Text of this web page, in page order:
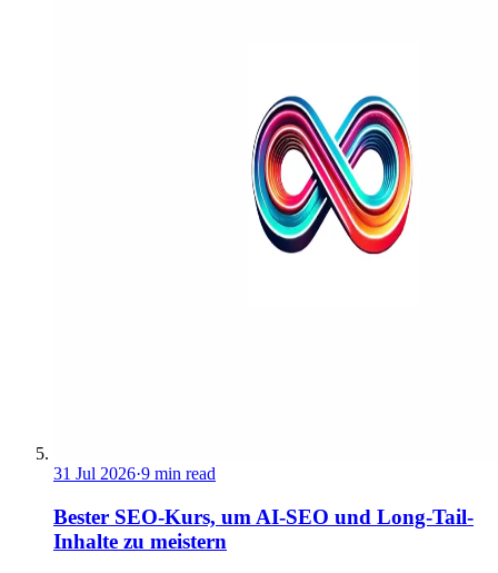
31 Jul 2026·9 min read
Bester SEO-Kurs, um AI-SEO und Long-Tail-
Inhalte zu meistern